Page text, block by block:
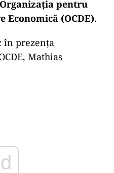
Organizația pentru
Economică (OCDE).
în prezența
Mathias